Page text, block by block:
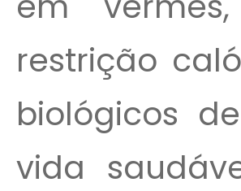
restrição
biológicos
vida